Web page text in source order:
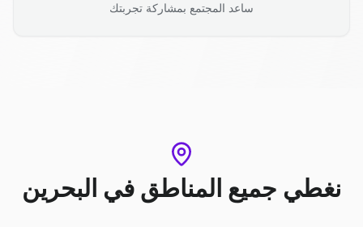
ساعد المجتمع بمشاركة تجربتك
نغطي جميع المناطق في البحرين